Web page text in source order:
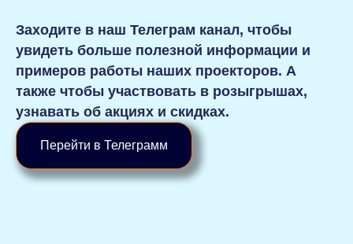
Заходите в наш Телеграм канал, чтобы
увидеть больше полезной информации и
примеров работы наших проекторов. А
также чтобы участвовать в розыгрышах,
узнавать об акциях и скидках.
Перейти в Телеграмм